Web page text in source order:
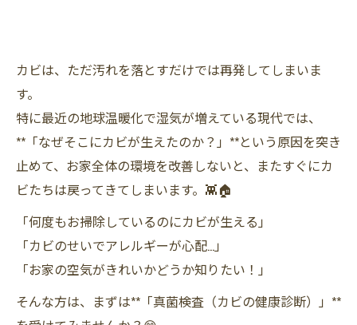
カビは、ただ汚れを落とすだけでは再発してしまいま
す。
特に最近の地球温暖化で湿気が増えている現代では、
**「なぜそこにカビが生えたのか？」**という原因を突き
止めて、お家全体の環境を改善しないと、またすぐにカ
ビたちは戻ってきてしまいます。👾🏠
「何度もお掃除しているのにカビが生える」
「カビのせいでアレルギーが心配…」
「お家の空気がきれいかどうか知りたい！」
そんな方は、まずは**「真菌検査（カビの健康診断）」**